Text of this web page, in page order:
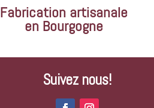
Fabrication artisanale
en Bourgogne
Suivez nous!